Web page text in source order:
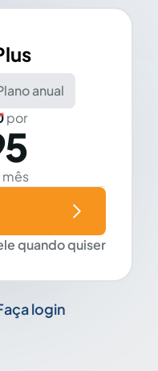
anual
por
quando quiser
login